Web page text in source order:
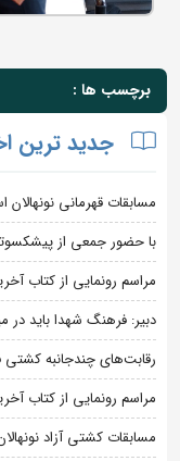
برچسب ها :
جدید ترین
مسابقات قهرمانی نونهالان
با حضور جمعی از
مراسم رونمایی از کتاب
دبیر: فرهنگ شهدا باید
رقابت‌های چندجانبه کشتی
مراسم رونمایی از کتاب
مسابقات کشتی آزاد